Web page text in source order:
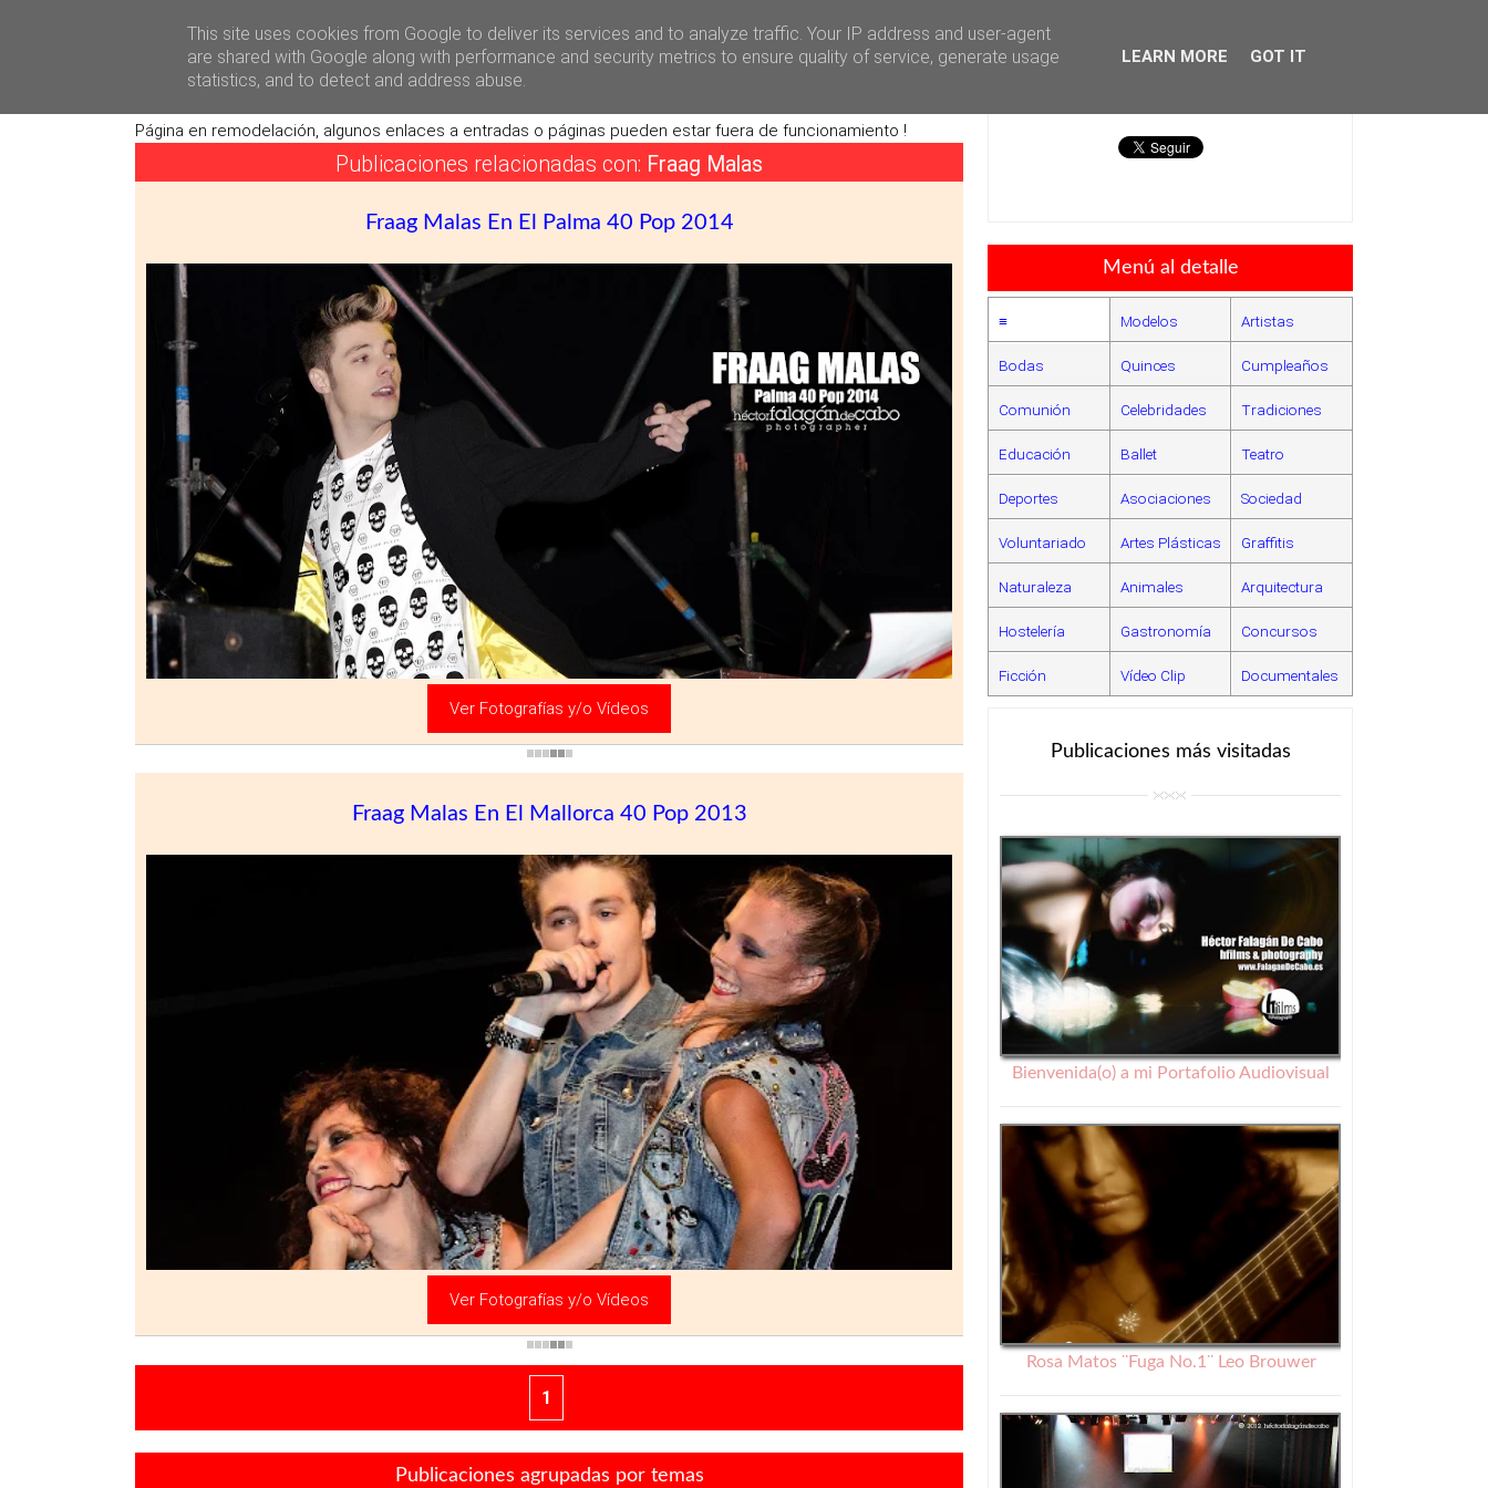
Héctor Falagán De Cabo Sobre Mi Redes Sociales Contacto
Página en remodelación
Página en remodelación, algunos enlaces a entradas o páginas pueden estar fuera de funcionamiento !
Publicaciones relacionadas con: Fraag Malas
Fraag Malas En El Palma 40 Pop 2014
Ver Fotografías y/o Vídeos
Fraag Malas En El Mallorca 40 Pop 2013
Ver Fotografías y/o Vídeos
1
Publicaciones agrupadas por temas
Menú al detalle
≡ Modelos Artistas
Bodas Quinces Cumpleaños
Comunión Celebridades Tradiciones
Educación Ballet Teatro
Deportes Asociaciones Sociedad
Voluntariado Artes Plásticas Graffitis
Naturaleza Animales Arquitectura
Hostelería Gastronomía Concursos
Ficción Vídeo Clip Documentales
Publicaciones más visitadas
Bienvenida(o) a mi Portafolio Audiovisual
Rosa Matos ¨Fuga No.1¨ Leo Brouwer
This site uses cookies from Google to deliver its services and to analyze traffic. Your IP address and user-agent
are shared with Google along with performance and security metrics to ensure quality of service, generate usage
statistics, and to detect and address abuse.
LEARN MORE GOT IT